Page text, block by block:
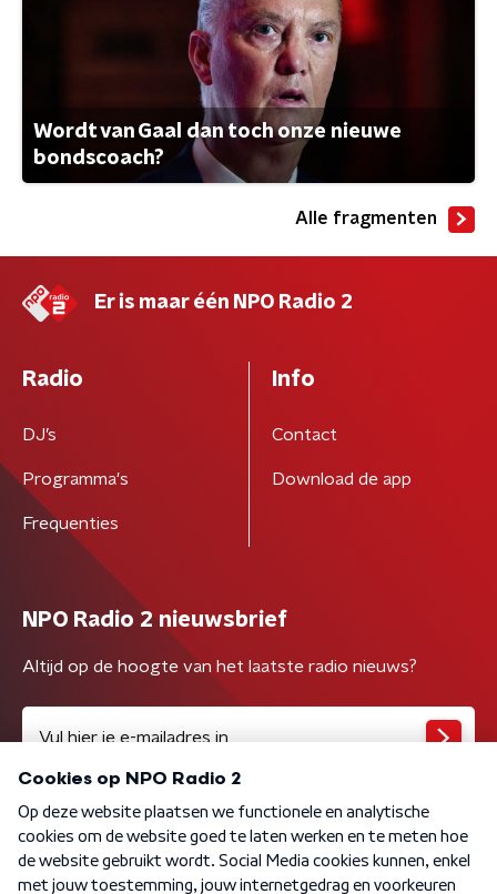
Wordt van Gaal dan toch onze nieuwe
bondscoach?
Alle fragmenten
Er is maar één NPO Radio 2
Radio
DJ’s
Programma's
Frequenties
Info
Contact
Download de app
NPO Radio 2 nieuwsbrief
Altijd op de hoogte van het laatste radio nieuws?
Algemene voorwaarden